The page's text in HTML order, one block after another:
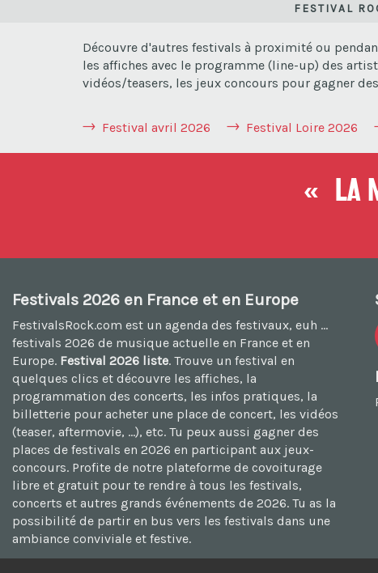
FESTIVAL
Découvre d'autres festivals à proximité ou
les affiches avec le programme (line-up) des
vidéos/teasers, les jeux concours pour gagner
Festival avril 2026 Festival Loire 2026
« La
Festivals 2026 en France et en Europe
FestivalsRock.com est un agenda des festivaux, euh ...
festivals 2026 de musique actuelle en France et en
Europe. Festival 2026 liste. Trouve un festival en
quelques clics et découvre les affiches, la
programmation des concerts, les infos pratiques, la
billetterie pour acheter une place de concert, les vidéos
(teaser, aftermovie, ...), etc. Tu peux aussi gagner des
places de festivals en 2026 en participant aux jeux-
concours. Profite de notre plateforme de covoiturage
libre et gratuit pour te rendre à tous les festivals,
concerts et autres grands événements de 2026. Tu as la
possibilité de partir en bus vers les festivals dans une
ambiance conviviale et festive.